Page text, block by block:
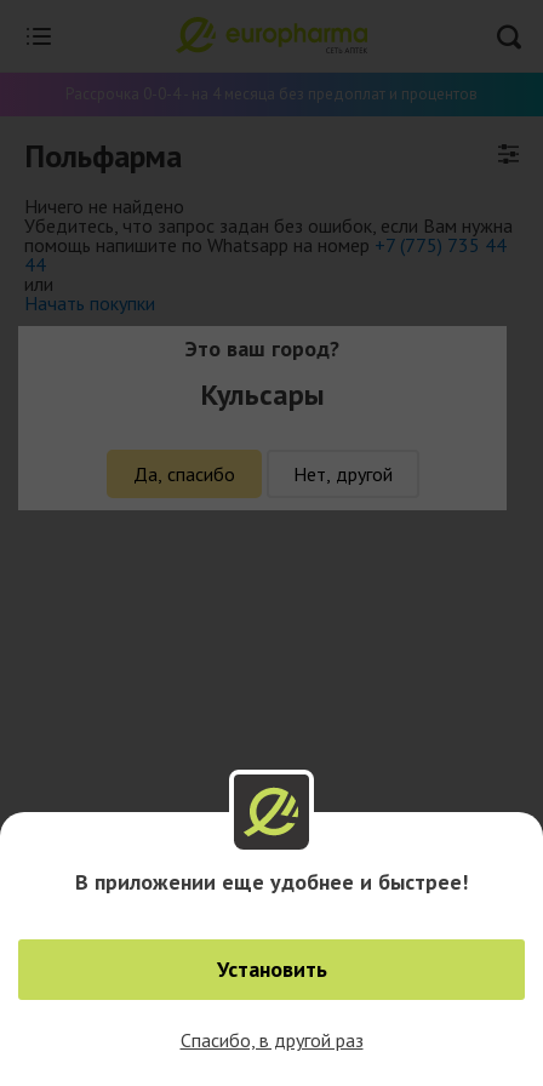
0
Рассрочка 0-0-4 - на 4 месяца без предоплат и процентов
Польфарма
Ничего не найдено
Убедитесь, что запрос задан без ошибок, если Вам нужна
помощь напишите по Whatsapp на номер +7 (775) 735 44
44
или
Начать покупки
В приложении еще удобнее и быстрее!
Установить
Спасибо, в другой раз
Это ваш город?
Кульсары
Да, спасибо Нет, другой